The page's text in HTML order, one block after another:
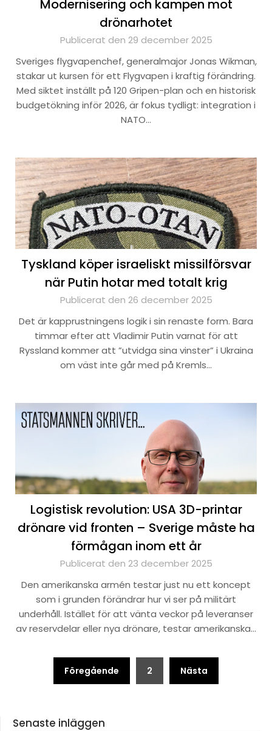
Modernisering och kampen mot
drönarhotet
Publicerat den 29 december 2025
Sveriges flygvapenchef, generalmajor Jonas Wikman,
stakar ut kursen för ett Flygvapen i kraftig förändring.
Med siktet inställt på 120 Gripen-plan och en historisk
budgetökning inför 2026, är fokus tydligt: integration i
NATO…
Tyskland köper israeliskt missilförsvar
när Putin hotar med totalt krig
Publicerat den 26 december 2025
Det är kapprustningens logik i sin renaste form. Bara
timmar efter att Vladimir Putin varnat för att
Ryssland kommer att ”utvidga sina vinster” i Ukraina
om väst inte går med på Kremls…
Logistisk revolution: USA 3D-printar
drönare vid fronten – Sverige måste ha
förmågan inom ett år
Publicerat den 23 december 2025
Den amerikanska armén testar just nu ett koncept
som i grunden förändrar hur vi ser på militärt
underhåll. Istället för att vänta veckor på leveranser
av reservdelar eller nya drönare, testar amerikanska…
Sidnumrering
Föregående 2 Nästa
Senaste inläggen